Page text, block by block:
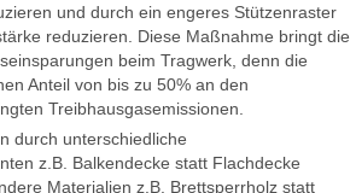
und durch ein engeres Stützenraster
reduzieren. Diese Maßnahme bringt die
beim Tragwerk, denn die
Anteil von bis zu 50% an den
Treibhausgasemissionen.
durch unterschiedliche
z.B. Balkendecke statt Flachdecke
Materialien z.B. Brettsperrholz statt